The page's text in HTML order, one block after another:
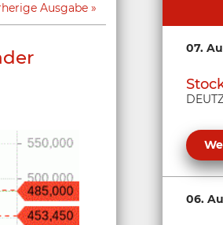
Ausgabe
07.
06.